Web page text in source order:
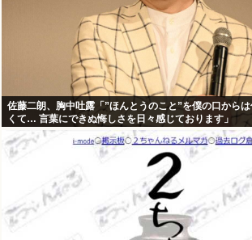
佐藤二朗、胸中吐露「”ほんとうのこと”を僕の口から
くて… 言葉にできぬ悔しさを日々感じております」